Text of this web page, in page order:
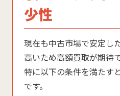
少性
現在も中古市場で安定し
高いため高額買取が期待で
特に以下の条件を満たす
です。